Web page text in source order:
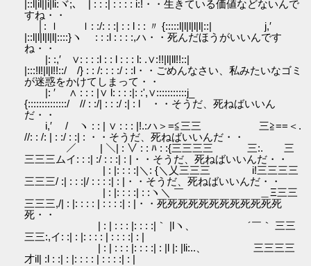
|::l|il||i|li:ヾ;､ | : : :| : : : : i:!・・生きている価値などないんで
すね・・
│: ｌ ｌ: :/: : :| : : l : : 〃 {:::::l|l|l|l|l|::| j,′
|::l|l|l|l|l|::::}ヽゝ : : :l : : : :,ハ・・死んだほうがいいんです
ね・・
|: :,′ ∨: : : :l : : l : : : l: .∨:!!|l|ll!!::|
|:::!l!|l|l!!::/ /} : : /: : : :/ : :l・・ごめんなさい、私みたいなゴミ
が迷惑をかけてしまって・・
|: ′ ∧ : : : |∨ l: : : :|: :',∨:::::::::::j_
{::::::::::::::/ // : :/| : : :/ :| : l ・・そうだ、死ねばいいん
だ・・
i,′ / ヽ : : | ∨ : : : |!.:ハ＞=≦三三 三≧==＜.
//: : /: | : :/ : :| : ・・そうだ、死ねばいいんだ・・
／ | ＼| : ∨ : : ﾊ : :{三三三三 三:. 三
三三三ムイ: : :| :/ : : :| : |・・そうだ、死ねばいいんだ・・
| : |: : : :|＼: {＼乂三三三 i!三三三三
三三三/ :| : : :|/ : : : :| : |・・そうだ、死ねばいいんだ・・
| : |: : : :| : :ヽ＼ ￣ ＿Ξ三三
三三三,/| : |: : : : | : : : :| : |・・死死死死死死死死死死死死
死・・
| : | : : : |: : : :|｀ |lヽ、 ´￣｀ 三三
三三:,イ: :| : |: : : : | : : : :| : |
| : | : : : |: : : :| : |l |: |li:..、 三三三三
才il| :l : :| : |: : : : | : : : :| : |